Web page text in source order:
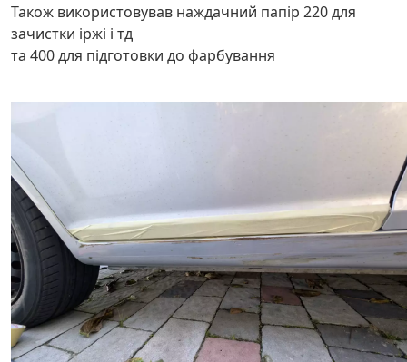
Також використовував наждачний папір 220 для
зачистки іржі і тд
та 400 для підготовки до фарбування